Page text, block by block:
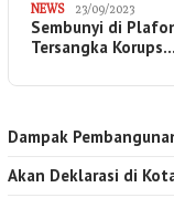
NEWS
23/09/2023
Sembunyi di
Tersangka Korups…
Dampak
Akan Deklarasi di